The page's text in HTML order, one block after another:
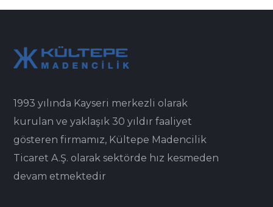
1993 yılında Kayseri merkezli olarak
kurulan ve yaklaşık 30 yıldır faaliyet
gösteren firmamız, Kültepe Madencilik
Ticaret A.Ş. olarak sektörde hız kesmeden
devam etmektedir